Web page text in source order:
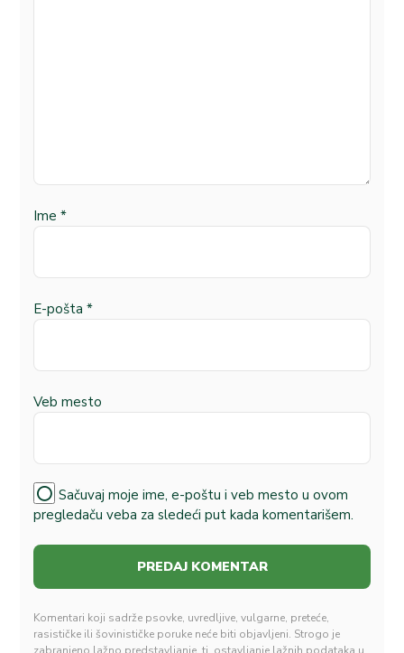
Ime *
E-pošta *
Veb mesto
Sačuvaj moje ime, e-poštu i veb mesto u ovom
pregledaču veba za sledeći put kada komentarišem.
Komentari koji sadrže psovke, uvredljive, vulgarne, preteće,
rasističke ili šovinističke poruke neće biti objavljeni. Strogo je
zabranjeno lažno predstavljanje, tj. ostavljanje lažnih podataka u